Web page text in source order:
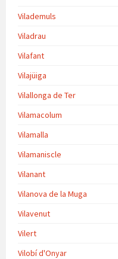
Vilademuls
Viladrau
Vilafant
Vilajüiga
Vilallonga de Ter
Vilamacolum
Vilamalla
Vilamaniscle
Vilanant
Vilanova de la Muga
Vilavenut
Vilert
Vilobí d'Onyar